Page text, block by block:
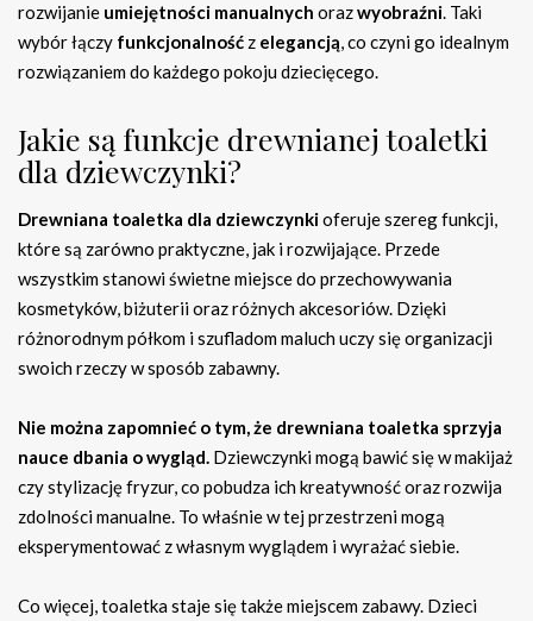
rozwijanie umiejętności manualnych orazwyobraźni. Taki
wybór łączy funkcjonalność z elegancją, co czyni go idealnym
rozwiązaniem do każdego pokoju dziecięcego.
Jakie są funkcje drewnianej toaletki
dla dziewczynki?
Drewniana toaletka dla dziewczynkioferuje szereg funkcji,
które są zarówno praktyczne, jak i rozwijające. Przede
wszystkim stanowi świetne miejsce do przechowywania
kosmetyków, biżuterii oraz różnych akcesoriów. Dzięki
różnorodnym półkom i szufladom maluch uczy się organizacji
swoich rzeczy w sposób zabawny.
Nie można zapomnieć o tym, że drewniana toaletka sprzyja
nauce dbania o wygląd. Dziewczynki mogą bawić się w makijaż
czy stylizację fryzur, co pobudza ich kreatywność oraz rozwija
zdolności manualne. To właśnie w tej przestrzeni mogą
eksperymentować z własnym wyglądem i wyrażać siebie.
Co więcej, toaletka staje się także miejscem zabawy. Dzieci